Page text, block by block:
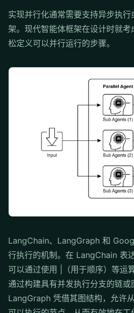
实现并行化通常需要支持异步执
架。现代智能体框架在设计时就
松定义可以并行运行的步骤。
LangChain、LangGraph 和
行执行的机制。在 LangChain 表
可以通过使用 |（用于顺序）等运
通过构建具有并发执行分支的链或
LangGraph 凭借其图结构，允许